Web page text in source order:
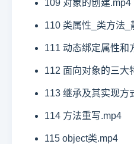
109 对象的创建.mp4
110 类属性_类方法
111 动态绑定属性和
112 面向对象的三大
113 继承及其实现方
114 方法重写.mp4
115 object类.mp4